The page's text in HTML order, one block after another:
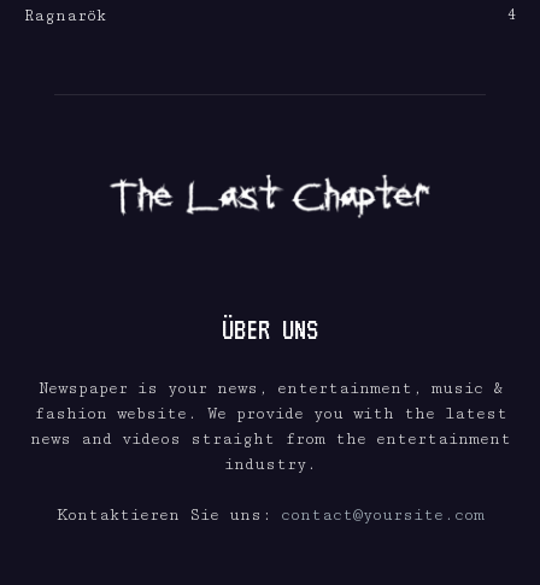
Ragnarök
4
ÜBER UNS
Newspaper is your news, entertainment, music &
fashion website. We provide you with the latest
news and videos straight from the entertainment
industry.
Kontaktieren Sie uns: contact@yoursite.com